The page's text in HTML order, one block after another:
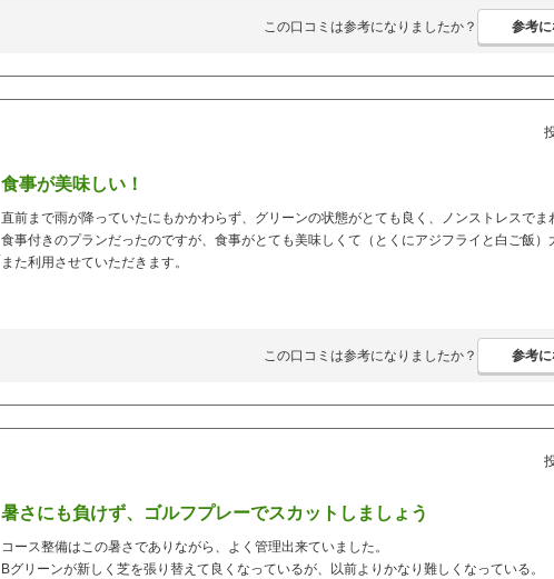
この口コミは参考になりましたか？ 参考
食事が美味しい！
直前まで雨が降っていたにもかかわらず、グリーンの状態がとても良く、ノンストレスでま
食事付きのプランだったのですが、食事がとても美味しくて（とくにアジフライと白ご飯）
また利用させていただきます。
この口コミは参考になりましたか？ 参考
暑さにも負けず、ゴルフプレーでスカットしましょう
コース整備はこの暑さでありながら、よく管理出来ていました。
Bグリーンが新しく芝を張り替えて良くなっているが、以前よりかなり難しくなっている。